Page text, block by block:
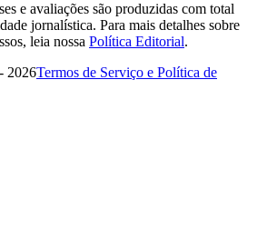
e avaliações são produzidas com total
jornalística. Para mais detalhes sobre
leia nossa Política Editorial.
2026Termos de Serviço e Política de